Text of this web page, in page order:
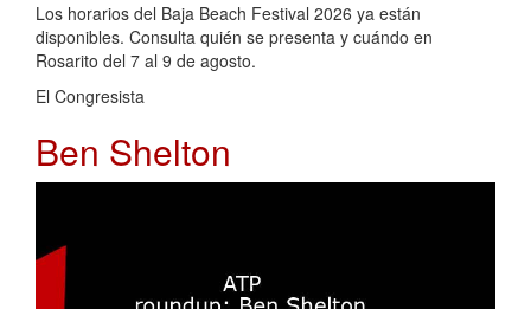
Los horarios del Baja Beach Festival 2026 ya están
disponibles. Consulta quién se presenta y cuándo en
Rosarito del 7 al 9 de agosto.
El Congresista
Ben Shelton